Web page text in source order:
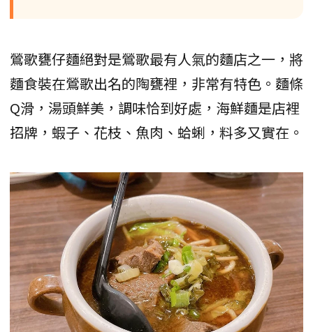
鶯歌甕仔麵絕對是鶯歌最有人氣的麵店之一，將
麵食裝在鶯歌出名的陶甕裡，非常有特色。麵條
Q滑，湯頭鮮美，調味恰到好處，海鮮麵是店裡
招牌，蝦子、花枝、魚肉、蛤蜊，料多又實在。